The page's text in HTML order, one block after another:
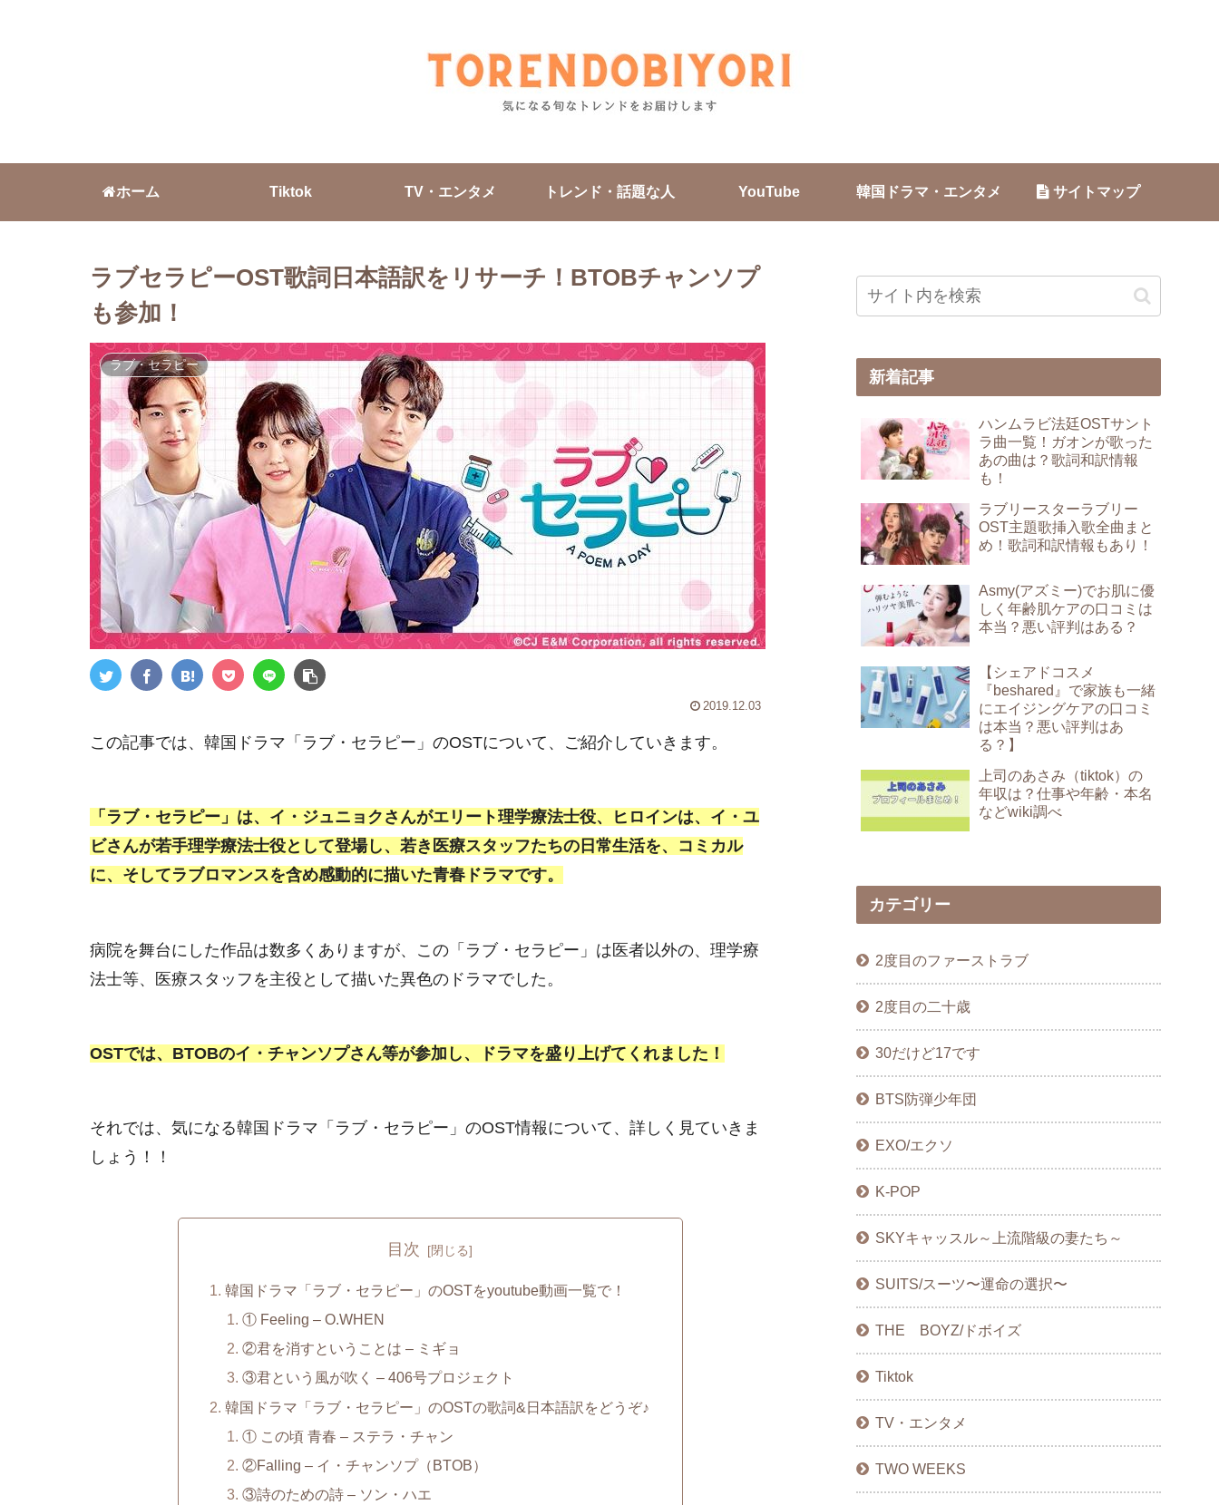
ホーム Tiktok TV・エンタメ トレンド・話題な人 YouTube 韓国ドラマ・エンタメ サイトマップ
ラブセラピーOST歌詞日本語訳をリサーチ！BTOBチャンソプ
も参加！
ラブ・セラピー
2019.12.03
この記事では、韓国ドラマ「ラブ・セラピー」のOSTについて、ご紹介していきます。
「ラブ・セラピー」は、イ・ジュニョクさんがエリート理学療法士役、ヒロインは、イ・ユ
ビさんが若手理学療法士役として登場し、若き医療スタッフたちの日常生活を、コミカル
に、そしてラブロマンスを含め感動的に描いた青春ドラマです。
病院を舞台にした作品は数多くありますが、この「ラブ・セラピー」は医者以外の、理学療
法士等、医療スタッフを主役として描いた異色のドラマでした。
OSTでは、BTOBのイ・チャンソプさん等が参加し、ドラマを盛り上げてくれました！
それでは、気になる韓国ドラマ「ラブ・セラピー」のOST情報について、詳しく見ていきま
しょう！！
目次
韓国ドラマ「ラブ・セラピー」のOSTをyoutube動画一覧で！
① Feeling – O.WHEN
②君を消すということは – ミギョ
③君という風が吹く – 406号プロジェクト
韓国ドラマ「ラブ・セラピー」のOSTの歌詞&日本語訳をどうぞ♪
① この頃 青春 – ステラ・チャン
②Falling – イ・チャンソプ（BTOB）
③詩のための詩 – ソン・ハエ
新着記事
ハンムラビ法廷OSTサント
ラ曲一覧！ガオンが歌った
あの曲は？歌詞和訳情報
も！
ラブリースターラブリー
OST主題歌挿入歌全曲まと
め！歌詞和訳情報もあり！
Asmy(アズミー)でお肌に優
しく年齢肌ケアの口コミは
本当？悪い評判はある？
【シェアドコスメ
『beshared』で家族も一緒
にエイジングケアの口コミ
は本当？悪い評判はあ
る？】
上司のあさみ（tiktok）の
年収は？仕事や年齢・本名
などwiki調べ
カテゴリー
2度目のファーストラブ
2度目の二十歳
30だけど17です
BTS防弾少年団
EXO/エクソ
K-POP
SKYキャッスル～上流階級の妻たち～
SUITS/スーツ〜運命の選択〜
THE BOYZ/ドボイズ
Tiktok
TV・エンタメ
TWO WEEKS